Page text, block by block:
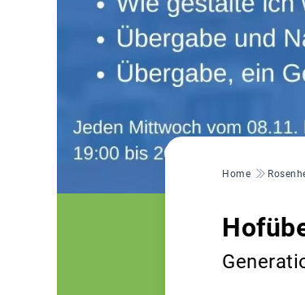
Pfadnavigation
Home